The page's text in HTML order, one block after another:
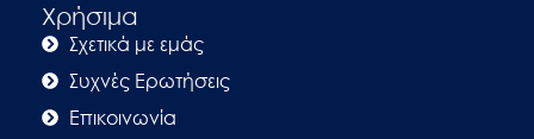
Χρήσιμα
Σχετικά με εμάς
Συχνές Ερωτήσεις
Επικοινωνία